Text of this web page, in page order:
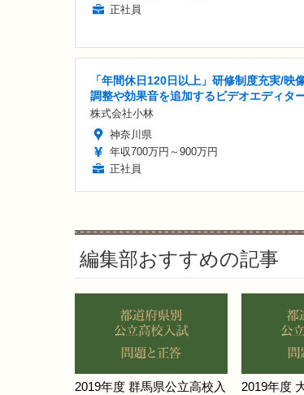
正社員
「年間休日120日以上」研修制度充実/映
調整や効果音を追加するビデオエディタ
株式会社小林
神奈川県
年収700万円～900万円
正社員
編集部おすすめの記事
2019年度 群馬県公立高校入
2019年度